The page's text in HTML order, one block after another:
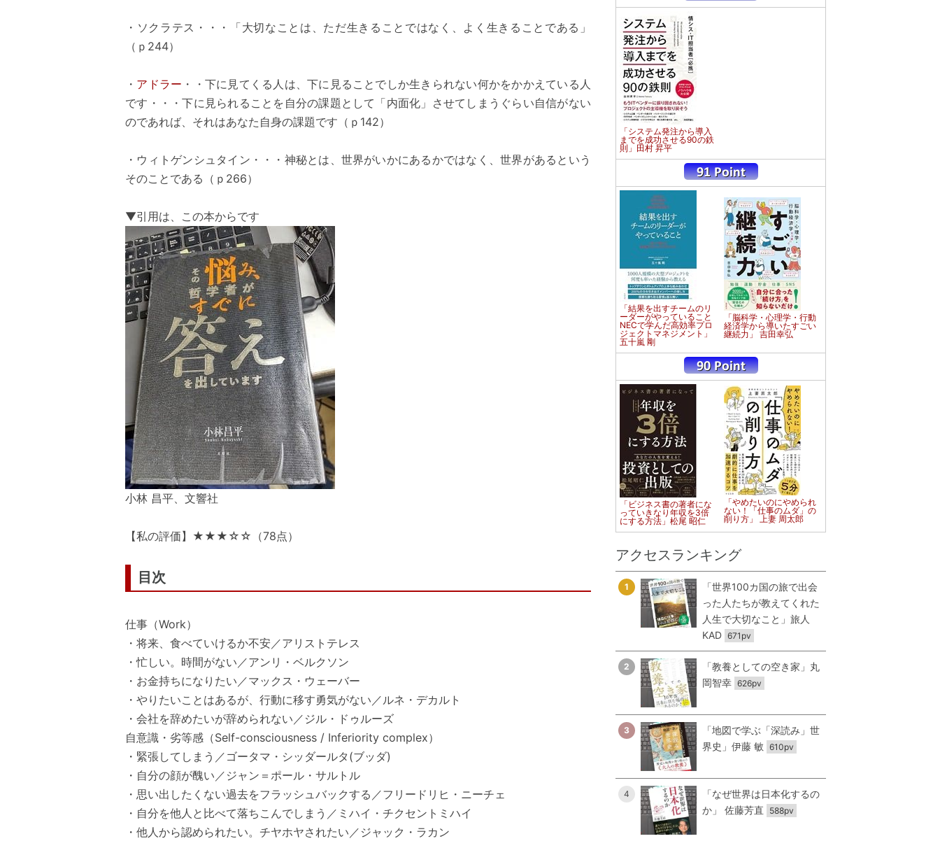
・ソクラテス・・・「大切なことは、ただ生きることではなく、よく生きることである」
（ｐ244）
・ アドラー ・・下に見てくる人は、下に見ることでしか生きられない何かをかかえている人
です・・・下に見られることを自分の課題として「内面化」させてしまうぐらい自信がない
のであれば、それはあなた自身の課題です（ｐ142）
・ウィトゲンシュタイン・・・神秘とは、世界がいかにあるかではなく、世界があるという
そのことである（ｐ266）
▼引用は、この本からです
小林 昌平、文響社
【私の評価】★★★☆☆（78点）
目次
仕事（Work）
・将来、食べていけるか不安／アリストテレス
・忙しい。時間がない／アンリ・ベルクソン
・お金持ちになりたい／マックス・ウェーバー
・やりたいことはあるが、行動に移す勇気がない／ルネ・デカルト
・会社を辞めたいが辞められない／ジル・ドゥルーズ
自意識・劣等感（Self-consciousness / Inferiority complex）
・緊張してしまう／ゴータマ・シッダールタ(ブッダ)
・自分の顔が醜い／ジャン＝ポール・サルトル
・思い出したくない過去をフラッシュバックする／フリードリヒ・ニーチェ
・自分を他人と比べて落ちこんでしまう／ミハイ・チクセントミハイ
・他人から認められたい。チヤホヤされたい／ジャック・ラカン
「システム発注から導入
までを成功させる90の鉄
則」田村 昇平
「結果を出すチームのリ
ーダーがやっていること
NECで学んだ高効率プロ
ジェクトマネジメント」
五十嵐 剛
「脳科学・心理学・行動
経済学から導いたすごい
継続力」 吉田幸弘
「ビジネス書の著者にな
っていきなり年収を3倍
にする方法」松尾 昭仁
「やめたいのにやめられ
ない！「仕事のムダ」の
削り方」 上妻 周太郎
アクセスランキング
1
「世界100カ国の旅で出会
った人たちが教えてくれた
人生で大切なこと」旅人
KAD 671pv
2
「教養としての空き家」丸
岡智幸 626pv
3
「地図で学ぶ「深読み」世
界史」伊藤 敏 610pv
4
「なぜ世界は日本化するの
か」 佐藤芳直
588pv